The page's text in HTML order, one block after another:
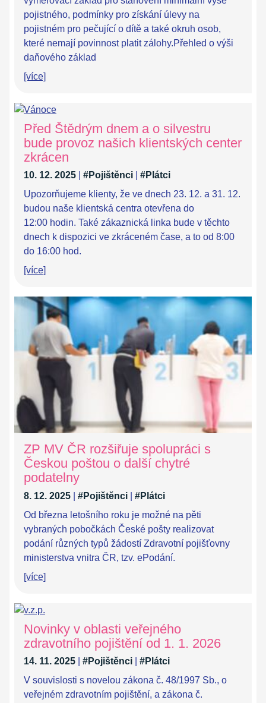
pojistného, podmínky pro získání úlevy na
pojistném pro pečující o dítě a také okruh osob,
které nemají povinnost platit zálohy.Přehled o výši
daňového základ
[více]
Před Štědrým dnem a o silvestru
bude provoz našich klientských center
zkrácen
10. 12. 2025 #Pojištěnci
#Plátci
Upozorňujeme klienty, že ve dnech 23. 12. a 31. 12.
budou naše klientská centra otevřena do
12:00 hodin. Také zákaznická linka bude v těchto
dnech k dispozici ve zkráceném čase, a to od 8:00
do 16:00 hod.
[více]
ZP MV ČR rozšiřuje spolupráci s
Českou poštou o další chytré
podatelny
8. 12. 2025 #Pojištěnci
#Plátci
Od března letošního roku je možné na pěti
vybraných pobočkách České pošty realizovat
podání různých typů žádostí Zdravotní pojišťovny
ministerstva vnitra ČR, tzv. ePodání.
[více]
Novinky v oblasti veřejného
zdravotního pojištění od 1. 1. 2026
14. 11. 2025 #Pojištěnci
#Plátci
V souvislosti s novelou zákona č. 48/1997 Sb., o
veřejném zdravotním pojištění, a zákona č.